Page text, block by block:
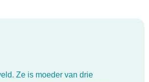
Ze is moeder van drie